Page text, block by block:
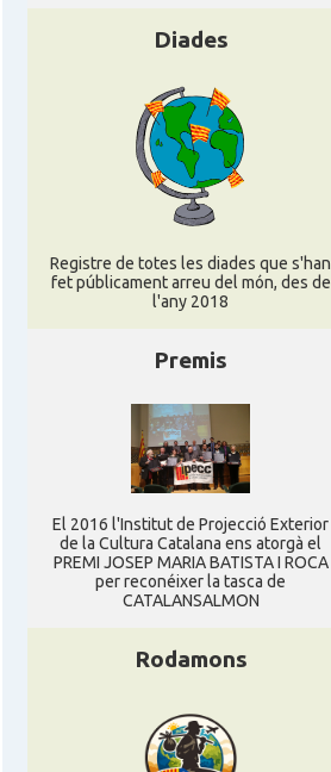
Diades
Registre de totes les diades que s'han
fet públicament arreu del món, des de
l'any 2018
Premis
El 2016 l'Institut de Projecció Exterior
de la Cultura Catalana ens atorgà el
PREMI JOSEP MARIA BATISTA I ROCA
per reconéixer la tasca de
CATALANSALMON
Rodamons